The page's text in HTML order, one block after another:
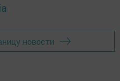
новости